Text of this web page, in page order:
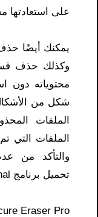
على استعادتها
يمكنك أيضًا
وكذلك حذف
محتوياته دون
شكل من
الملفات
الملفات التي
والتأكد من
تحميل برنامج Secure Eraser Professional